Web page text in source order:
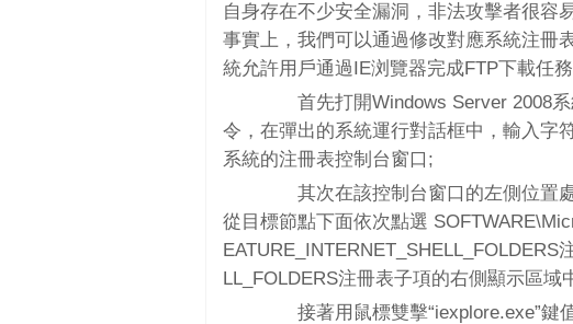
自身存在不少安全漏洞，非法攻擊者很容
事實上，我們可以通過修改對應系統注冊
統允許用戶通過IE浏覽器完成FTP下載任
首先打開Windows Server 2008系
令，在彈出的系統運行對話框中，輸入字
系統的注冊表控制台窗口;
其次在該控制台窗口的左側位置處
從目標節點下面依次點選
LL_FOLDERS注冊表子項的右側顯示區域
接著用鼠標雙擊“iexplore.exe”鍵